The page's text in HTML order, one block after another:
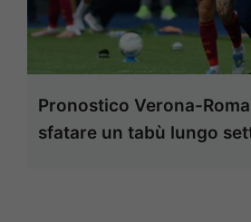
Pronostico Verona-
sfatare un tabù lungo